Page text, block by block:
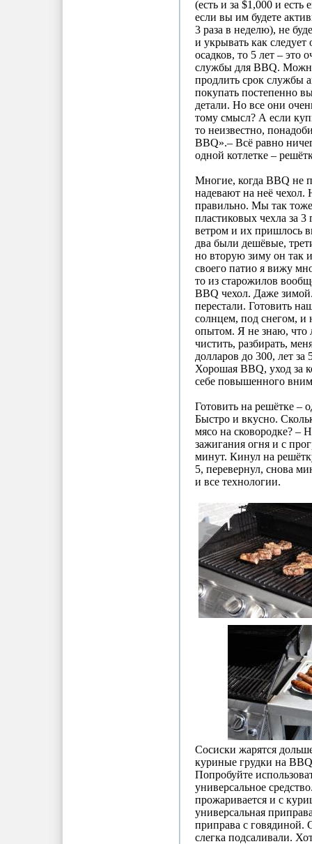
(есть и за $1,000 и есть
если вы им будете
3 раза в неделю), не
и укрывать как следует
осадков, то 5 лет – это
службы для BBQ.
продлить срок службы
покупать постепенно
детали. Но все они
тому смысл? А если
то неизвестно,
BBQ».– Всё равно
одной котлетке –
Многие, когда BBQ не
надевают на неё чехол.
правильно. Мы так
пластиковых чехла за 3
ветром и их пришлось
два были дешёвые,
но вторую зиму он так
своего патио я вижу
то из старожилов
BBQ чехол. Даже
перестали. Готовить
солнцем, под снегом, и
опытом. Я не знаю, что
чистить, разбирать,
долларов до 300, лет
Хорошая BBQ, уход за
себе повышенного
Готовить на решётке –
Быстро и вкусно.
мясо на сковородке? –
зажигания огня и с
минут. Кинул на
5, перевернул, снова
и все технологии.
Сосиски жарятся
куриные грудки на
Попробуйте
универсальное
прожаривается и с
универсальная
приправа с говядиной.
слегка подсаливали.